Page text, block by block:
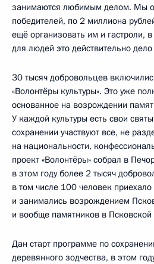
занимаются любимым делом. Мы
победителей, по 2 миллиона
ещё организовать им и гастроли,
для людей это действительно
30 тысяч добровольцев
«Волонтёры культуры». Это уже
основанное на возрождении
У каждой культуры есть свои
сохранении участвуют все, не
на национальности,
проект «Волонтёры» собрал в
в этом году более 2 тысяч
в том числе 100 человек
и занимались возрождением
и вообще памятников в Псковской
Дан старт программе по
деревянного зодчества, в этом